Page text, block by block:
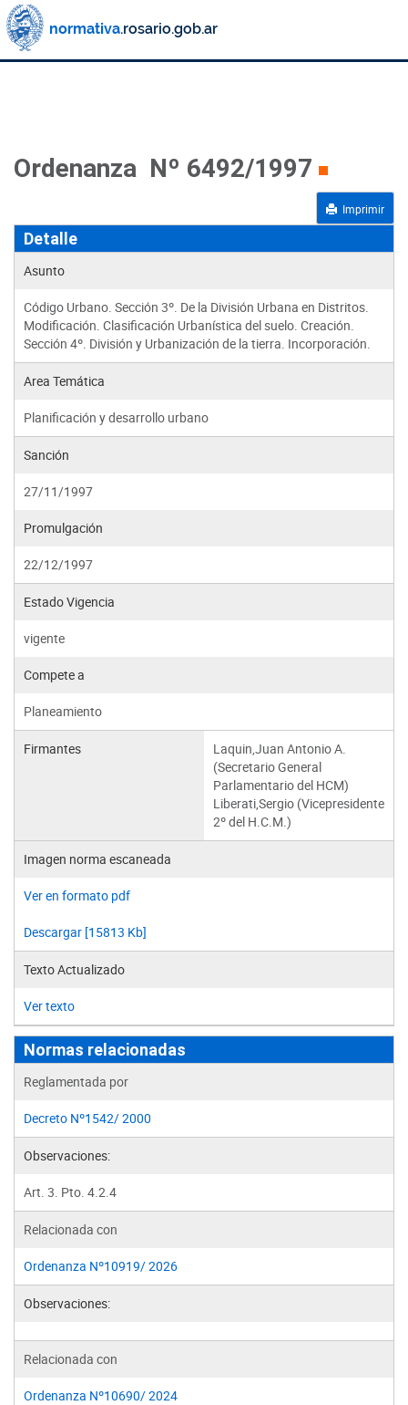
Ordenanza Nº 6492/1997
Imprimir
Detalle
Asunto
Código Urbano. Sección 3º. De la División Urbana en Distritos.
Modificación. Clasificación Urbanística del suelo. Creación.
Sección 4º. División y Urbanización de la tierra. Incorporación.
Area Temática
Planificación y desarrollo urbano
Sanción
27/11/1997
Promulgación
22/12/1997
Estado Vigencia
vigente
Compete a
Planeamiento
Firmantes
Laquin,Juan Antonio A.
(Secretario General
Parlamentario del HCM)
Liberati,Sergio (Vicepresidente
2º del H.C.M.)
Imagen norma escaneada
Ver en formato pdf
Descargar [15813 Kb]
Texto Actualizado
Ver texto
Normas relacionadas
Reglamentada por
Decreto Nº1542/ 2000
Observaciones:
Art. 3. Pto. 4.2.4
Relacionada con
Ordenanza Nº10919/ 2026
Observaciones:
Relacionada con
Ordenanza Nº10690/ 2024